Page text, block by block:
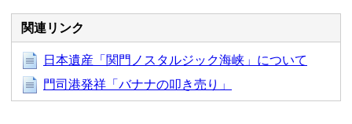
関連リンク
日本遺産「関門ノスタルジック海峡」について
門司港発祥「バナナの叩き売り」